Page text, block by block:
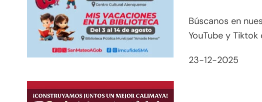
Búscanos en
YouTube y
23-12-2025